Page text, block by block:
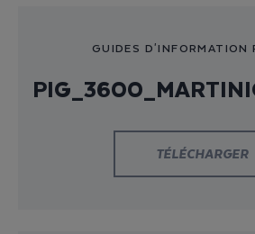
GUIDES D'INFORMATION
TÉLÉCHARGER